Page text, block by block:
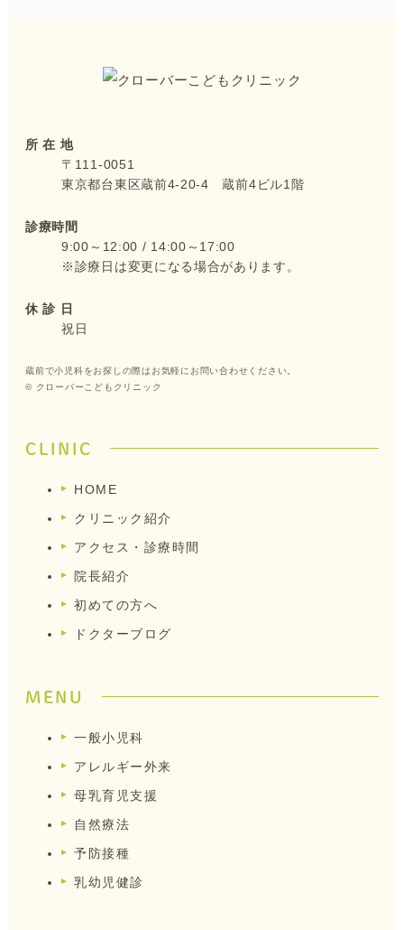
所 在 地
〒111-0051
東京都台東区蔵前4-20-4 蔵前4ビル1階
診療時間
9:00～12:00 / 14:00～17:00
※診療日は変更になる場合があります。
休 診 日
祝日
蔵前で小児科をお探しの際はお気軽にお問い合わせください。
© クローバーこどもクリニック
CLINIC
HOME
クリニック紹介
アクセス・診療時間
院長紹介
初めての方へ
ドクターブログ
MENU
一般小児科
アレルギー外来
母乳育児支援
自然療法
予防接種
乳幼児健診